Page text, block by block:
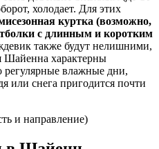
холодает. Для этих
куртка (возможно,
с длинным и коротким
также будут нелишними,
Шайенна характерны
регулярные влажные дни,
или снега пригодится почти
и направление)